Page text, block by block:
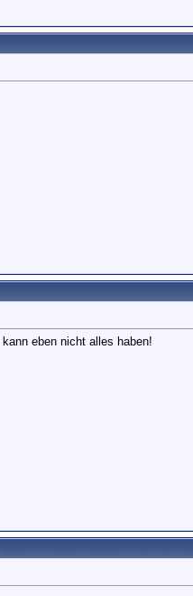
eben nicht alles haben!